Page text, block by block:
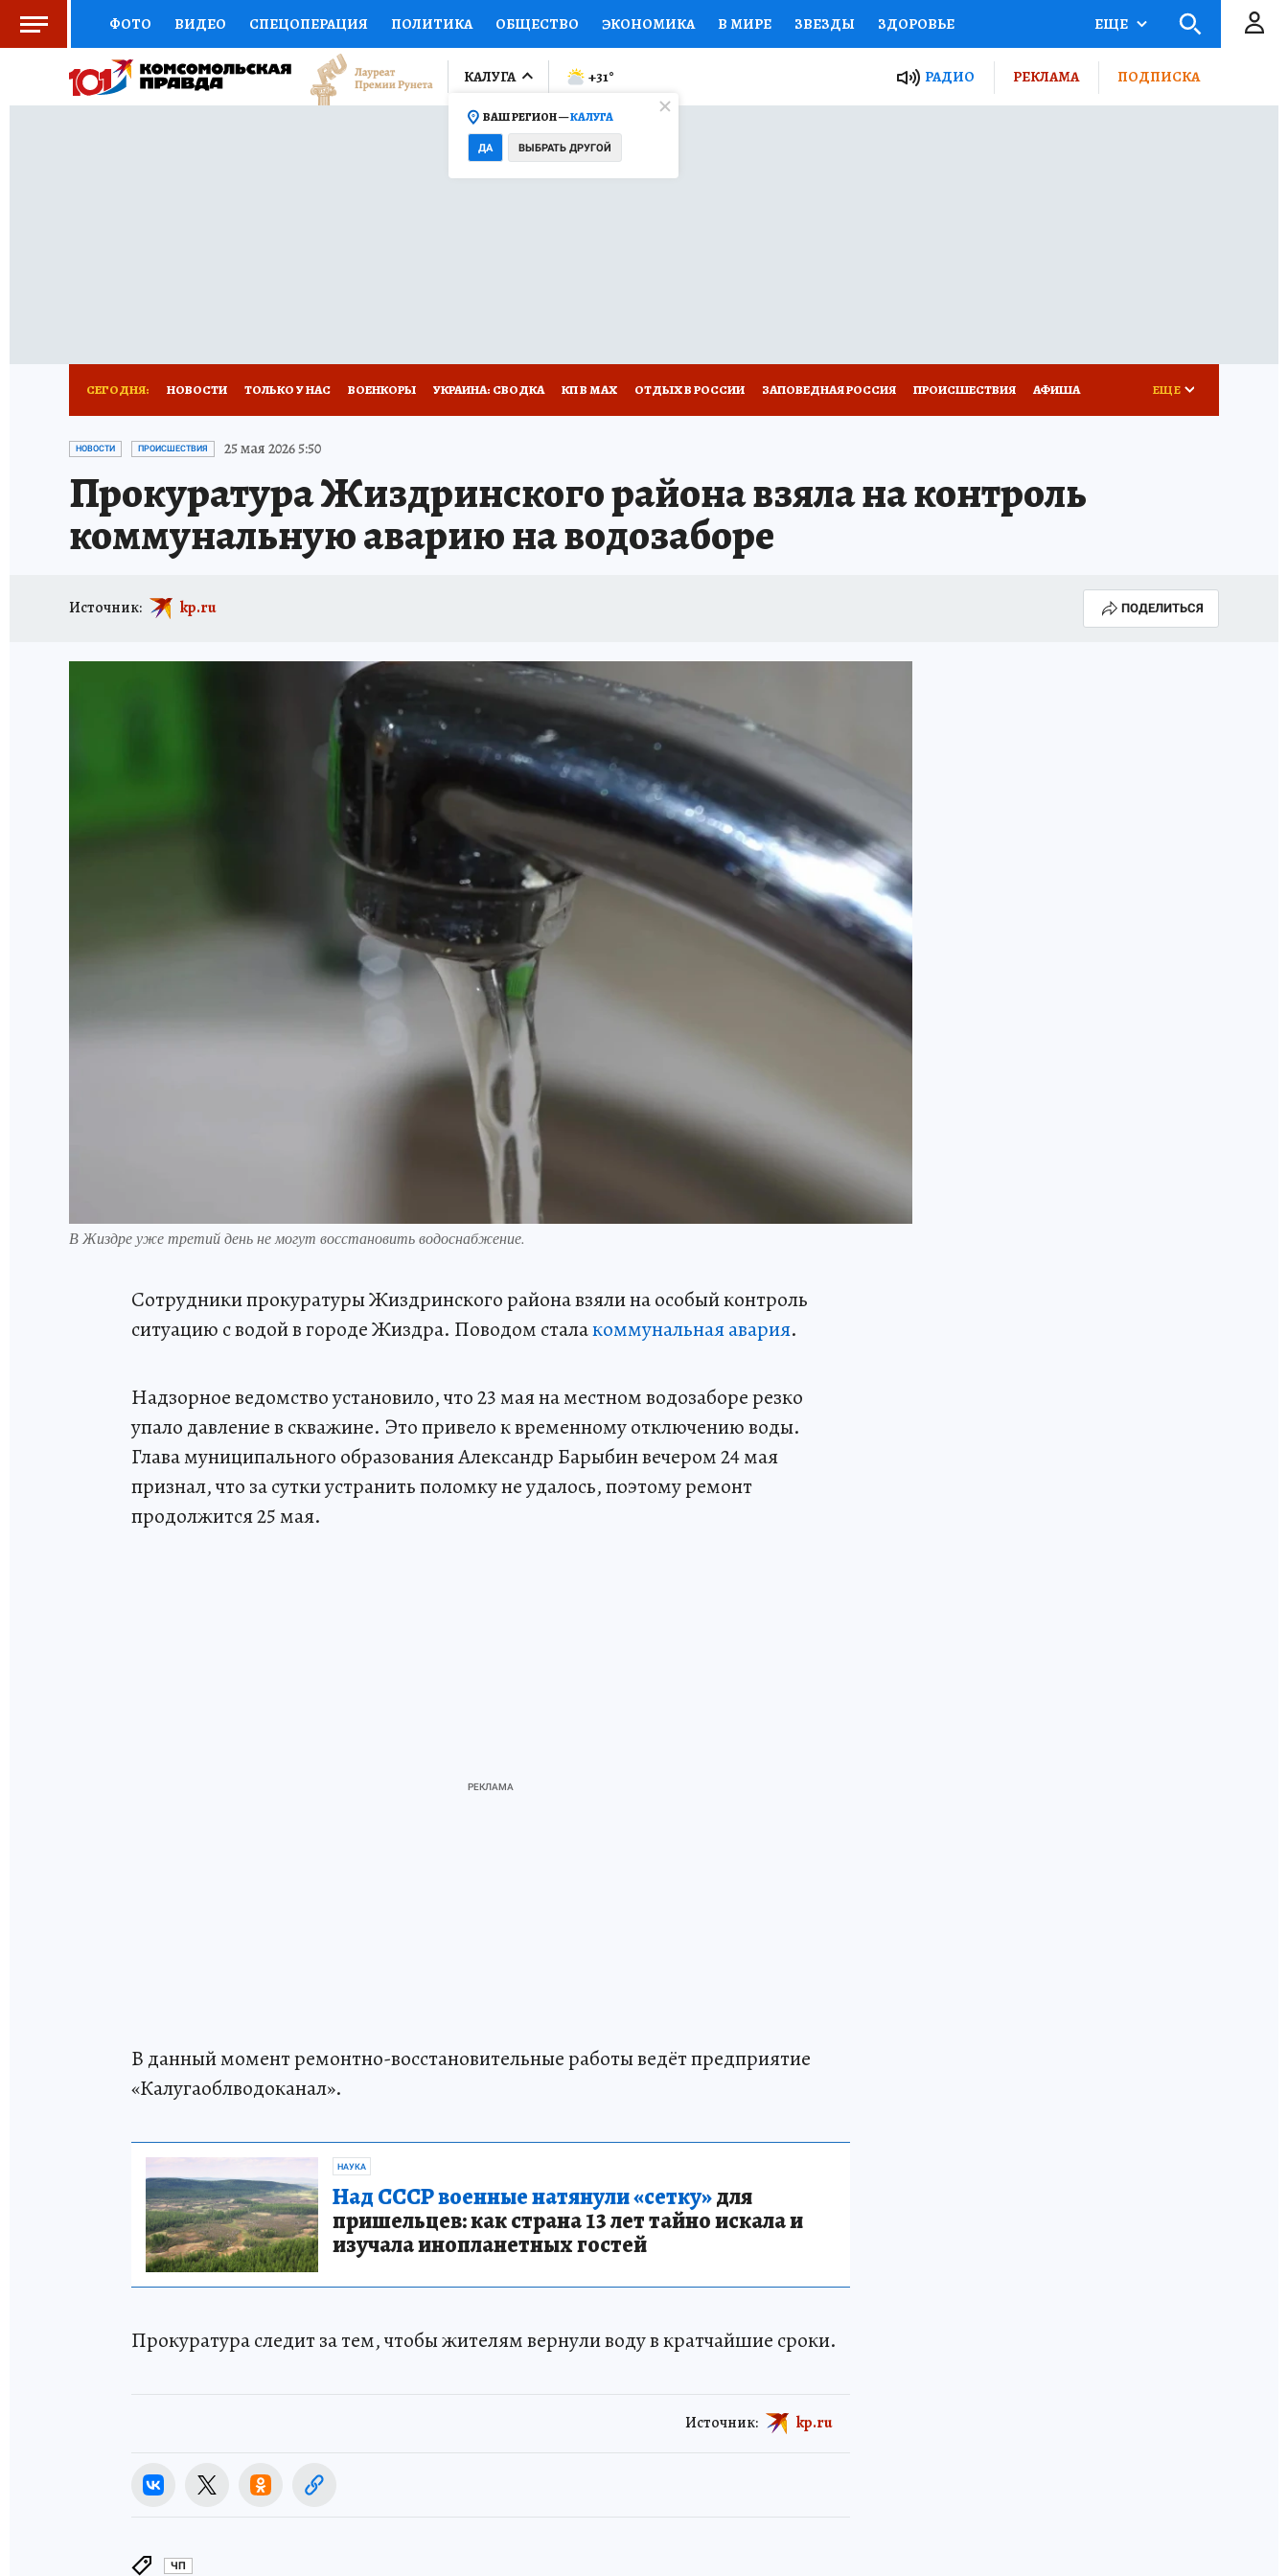
ФОТО ВИДЕО СПЕЦОПЕРАЦИЯ ПОЛИТИКА ОБЩЕСТВО ЭКОНОМИКА В МИРЕ ЗВЕЗДЫ ЗДОРОВЬЕ
СОЦПОДДЕРЖКА НАУКА СПОРТ КОЛУМНИСТЫ ПРОИСШЕСТВИЯ НАЦИОНАЛЬНЫЕ ПРОЕКТЫ РОССИИ
ОТКРЫВАЕМ МИР Я ЗНАЮ
ПРОМОКОДЫ СЕРИАЛЫ
ЕЩЕ
КАЛУГА
ВАШ РЕГИОН —КАЛУГА
ДА ВЫБРАТЬ ДРУГОЙ
+31° РАДИО РЕКЛАМА ПОДПИСКА
СЕГОДНЯ: НОВОСТИ ТОЛЬКО У НАС ВОЕНКОРЫ УКРАИНА: СВОДКА КП В МАХ ОТДЫХ В РОССИИ ЗАПОВЕДНАЯ РОССИЯ ПРОИСШЕСТВИЯ АФИША
ИСПЫТАНО НА СЕБЕ
ЕЩЕ
НОВОСТИ ПРОИСШЕСТВИЯ 25 мая 2026 5:50
Прокуратура Жиздринского района взяла на контроль
коммунальную аварию на водозаборе
Источник: kp.ru ПОДЕЛИТЬСЯ
В Жиздре уже третий день не могут восстановить водоснабжение.
Сотрудники прокуратуры Жиздринского района взяли на особый контроль
ситуацию с водой в городе Жиздра. Поводом сталакоммунальная авария.
Надзорное ведомство установило, что 23 мая на местном водозаборе резко
упало давление в скважине. Это привело к временному отключению воды.
Глава муниципального образования Александр Барыбин вечером 24 мая
признал, что за сутки устранить поломку не удалось, поэтому ремонт
продолжится 25 мая.
В данный момент ремонтно-восстановительные работы ведёт предприятие
«Калугаоблводоканал».
НАУКА
Над СССР военные натянули «сетку»для
пришельцев: как страна 13 лет тайно искала и
изучала инопланетных гостей
Прокуратура следит за тем, чтобы жителям вернули воду в кратчайшие сроки.
Источник: kp.ru
ЧП